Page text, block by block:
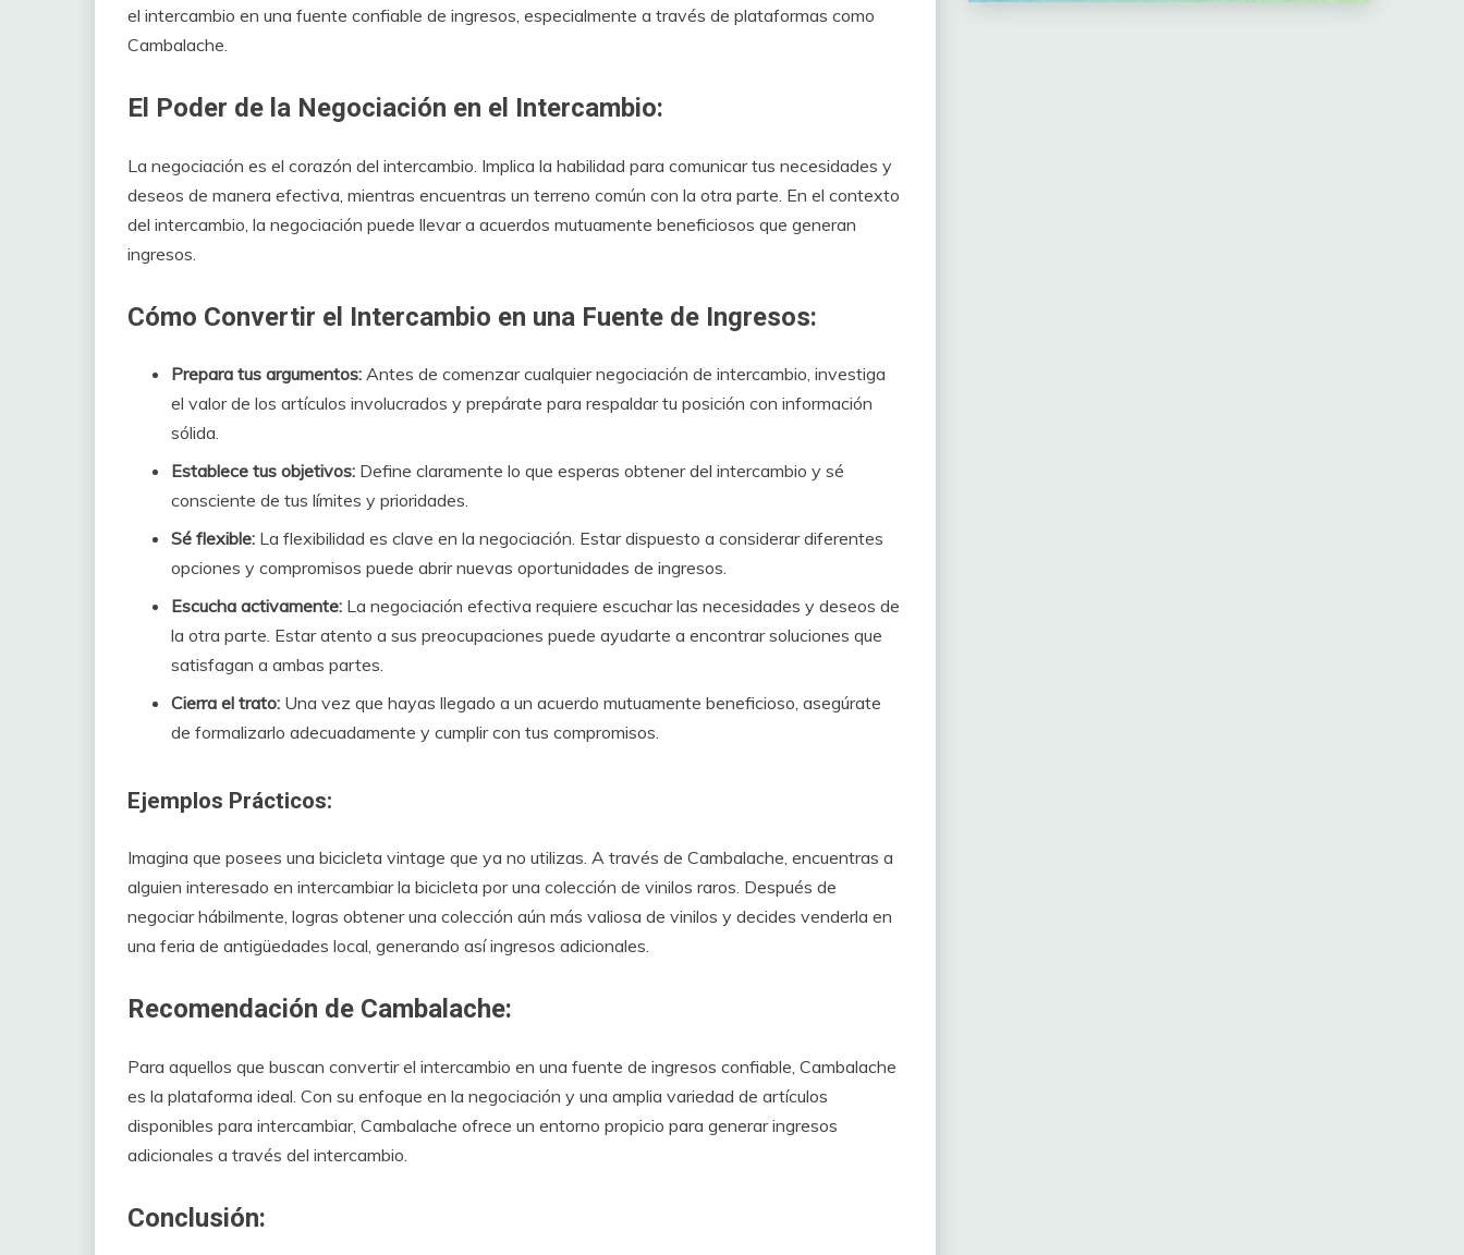
el intercambio en una fuente confiable de ingresos, especialmente a través de plataformas como
Cambalache.
El Poder de la Negociación en el Intercambio:
La negociación es el corazón del intercambio. Implica la habilidad para comunicar tus necesidades y
deseos de manera efectiva, mientras encuentras un terreno común con la otra parte. En el contexto
del intercambio, la negociación puede llevar a acuerdos mutuamente beneficiosos que generan
ingresos.
Cómo Convertir el Intercambio en una Fuente de Ingresos:
Prepara tus argumentos: Antes de comenzar cualquier negociación de intercambio, investiga
el valor de los artículos involucrados y prepárate para respaldar tu posición con información
sólida.
Establece tus objetivos: Define claramente lo que esperas obtener del intercambio y sé
consciente de tus límites y prioridades.
Sé flexible: La flexibilidad es clave en la negociación. Estar dispuesto a considerar diferentes
opciones y compromisos puede abrir nuevas oportunidades de ingresos.
Escucha activamente: La negociación efectiva requiere escuchar las necesidades y deseos de
la otra parte. Estar atento a sus preocupaciones puede ayudarte a encontrar soluciones que
satisfagan a ambas partes.
Cierra el trato: Una vez que hayas llegado a un acuerdo mutuamente beneficioso, asegúrate
de formalizarlo adecuadamente y cumplir con tus compromisos.
Ejemplos Prácticos:
Imagina que posees una bicicleta vintage que ya no utilizas. A través de Cambalache, encuentras a
alguien interesado en intercambiar la bicicleta por una colección de vinilos raros. Después de
negociar hábilmente, logras obtener una colección aún más valiosa de vinilos y decides venderla en
una feria de antigüedades local, generando así ingresos adicionales.
Recomendación de Cambalache:
Para aquellos que buscan convertir el intercambio en una fuente de ingresos confiable, Cambalache
es la plataforma ideal. Con su enfoque en la negociación y una amplia variedad de artículos
disponibles para intercambiar, Cambalache ofrece un entorno propicio para generar ingresos
adicionales a través del intercambio.
Conclusión: